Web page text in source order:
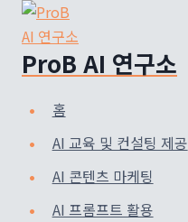
Skip
content
ProB AI 연구소
홈
AI 교육 및 컨설팅 제공
AI 콘텐츠 마케팅
AI 프롬프트 활용